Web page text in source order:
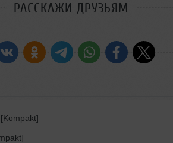
РАССКАЖИ ДРУЗЬЯМ